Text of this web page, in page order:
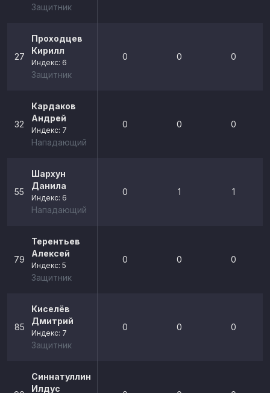
Защитник
27
Проходцев
Кирилл
Индекс: 6
Защитник
0 0 0
32
Кардаков
Андрей
Индекс: 7
Нападающий
0 0 0
55
Шархун
Данила
Индекс: 6
Нападающий
0 1 1
79
Терентьев
Алексей
Индекс: 5
Защитник
0 0 0
85
Киселёв
Дмитрий
Индекс: 7
Защитник
0 0 0
Синнатуллин
Илдус